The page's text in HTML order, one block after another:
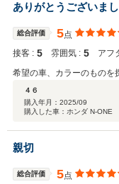
ありがとうございま
総合評価 5点
接客 : 5 雰囲気 : 5 アフ
希望の車、カラーのものを
４６
購入年月： 2025/09
購入した車：ホンダ N-ONE
親切
総合評価 5点